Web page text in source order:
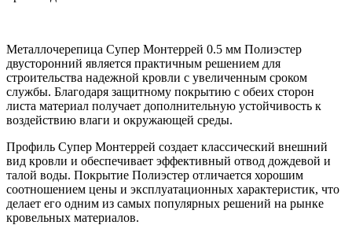
Металлочерепица Супер Монтеррей 0.5 мм Полиэстер
двусторонний является практичным решением для
строительства надежной кровли с увеличенным сроком
службы. Благодаря защитному покрытию с обеих сторон
листа материал получает дополнительную устойчивость к
воздействию влаги и окружающей среды.
Профиль Супер Монтеррей создает классический внешний
вид кровли и обеспечивает эффективный отвод дождевой и
талой воды. Покрытие Полиэстер отличается хорошим
соотношением цены и эксплуатационных характеристик, что
делает его одним из самых популярных решений на рынке
кровельных материалов.